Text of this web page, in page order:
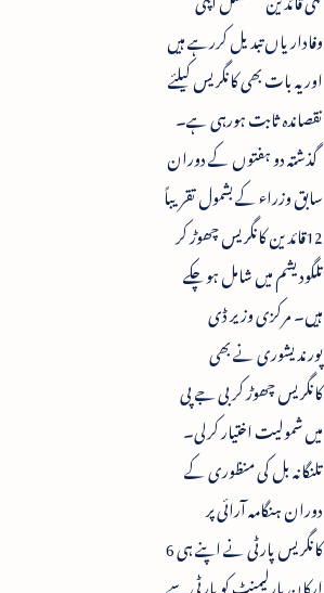
وفاداریاں تبدیل کررہے ہیں
اور یہ بات بھی کانگریس کیلئے
نقصاندہ ثابت ہورہی ہے۔
گذشتہ دو ہفتوں کے دوران
سابق وزراء کے بشمول تقریباً
12قائدین کانگریس چھوڑ کر
تلگودیشم میں شامل ہوچکے
ہیں۔ مرکزی وزیر ڈی
پورندیشوری نے بھی
کانگریس چھوڑ کر بی جے پی
میں شمولیت اختیار کرلی۔
تلنگانہ بل کی منظوری کے
دوران ہنگامہ آرائی پر
کانگریس پارٹی نے اپنے ہی 6
ارکان پارلیمنٹ کو پارٹی سے